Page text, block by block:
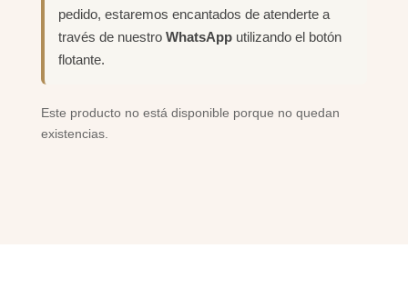
pedido, estaremos encantados de atenderte a
través de nuestro WhatsApputilizando el botón
flotante.
Este producto no está disponible porque no quedan
existencias.